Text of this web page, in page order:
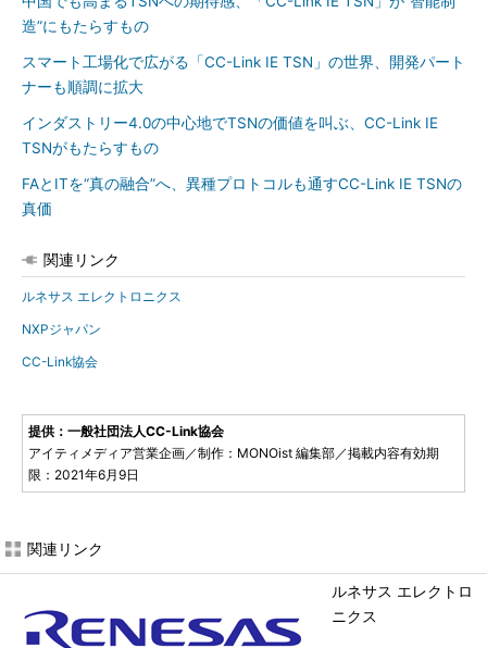
造”にもたらすもの
スマート工場化で広がる「CC-Link IE TSN」の世界、開発パート
ナーも順調に拡大
インダストリー4.0の中心地でTSNの価値を叫ぶ、CC-Link IE
TSNがもたらすもの
FAとITを“真の融合”へ、異種プロトコルも通すCC-Link IE TSNの
真価
関連リンク
ルネサス エレクトロニクス
NXPジャパン
CC-Link協会
提供：一般社団法人CC-Link協会
アイティメディア営業企画／制作：MONOist 編集部／掲載内容有効期
限：2021年6月9日
関連リンク
ルネサス エレクトロ
ニクス